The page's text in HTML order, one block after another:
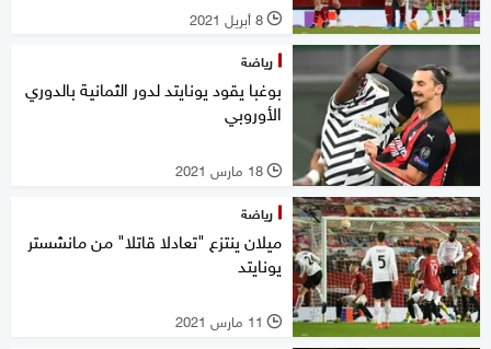
l 8 أبريل 2021
رياضة
بوغبا يقود يونايتد لدور الثمانية بالدوري
الأوروبي
l 18 مارس 2021
رياضة
ميلان ينتزع "تعادلا قاتلا" من مانشستر
يونايتد
l 11 مارس 2021